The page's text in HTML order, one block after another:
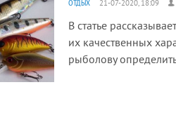
ОТДЫХ 21-07-2020, 18:09
В статье
их качественных
рыболову